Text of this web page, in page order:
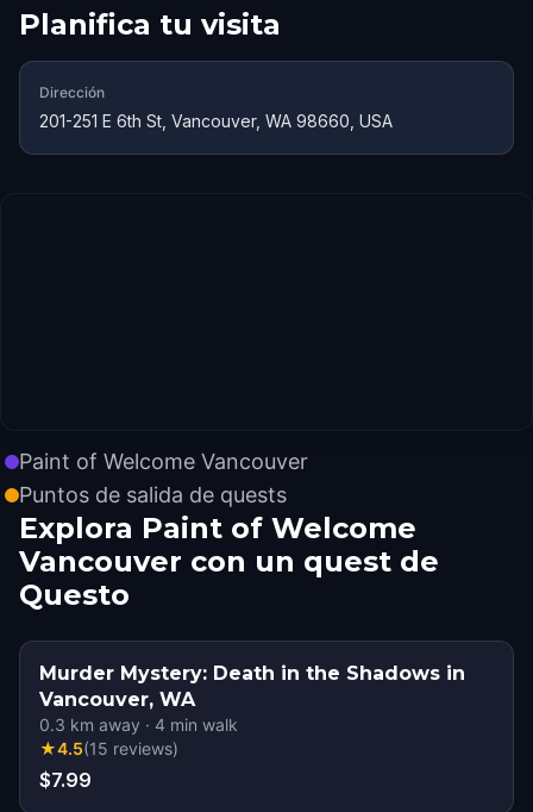
Planifica tu visita
Dirección
201-251 E 6th St, Vancouver, WA 98660, USA
Paint of Welcome Vancouver
Puntos de salida de quests
Explora Paint of Welcome
Vancouver con un quest de
Questo
Murder Mystery: Death in the Shadows in
Vancouver, WA
0.3 km away · 4 min walk
★4.5(15 reviews)
$7.99